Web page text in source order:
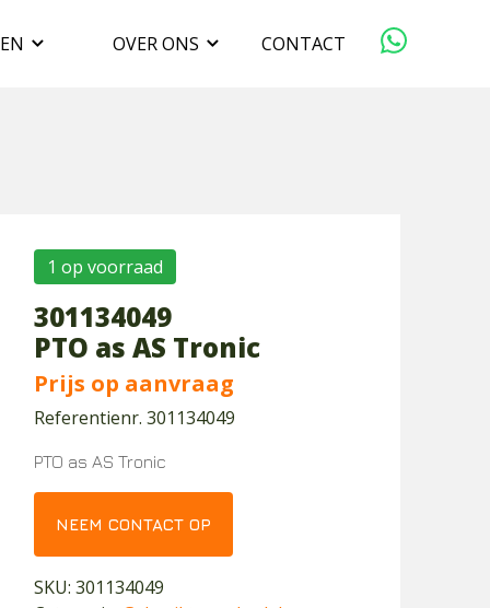
OVER ONS
DUURZAAMHEID
WERKEN BIJ
CONTACT
1 op voorraad
301134049
PTO as AS Tronic
Prijs op aanvraag
Referentienr. 301134049
PTO as AS Tronic
NEEM CONTACT OP
SKU:301134049